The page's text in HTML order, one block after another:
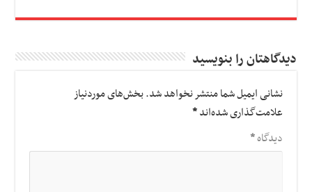
دیدگاهتان را بنویسید
نشانی ایمیل شما منتشر نخواهد شد.بخش‌های موردنیاز
علامت‌گذاری شده‌اند*
دیدگاه*